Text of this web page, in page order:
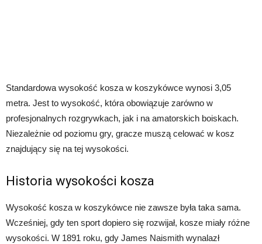
Standardowa wysokość kosza w koszykówce wynosi 3,05
metra. Jest to wysokość, która obowiązuje zarówno w
profesjonalnych rozgrywkach, jak i na amatorskich boiskach.
Niezależnie od poziomu gry, gracze muszą celować w kosz
znajdujący się na tej wysokości.
Historia wysokości kosza
Wysokość kosza w koszykówce nie zawsze była taka sama.
Wcześniej, gdy ten sport dopiero się rozwijał, kosze miały różne
wysokości. W 1891 roku, gdy James Naismith wynalazł